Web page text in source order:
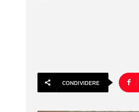
CONDIVIDERE